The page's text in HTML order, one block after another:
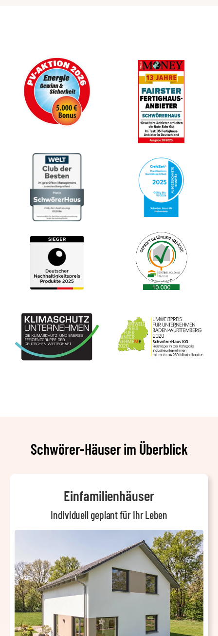
Schwörer-Häuser im Überblick
Einfamilienhäuser
Individuell geplant für Ihr Leben